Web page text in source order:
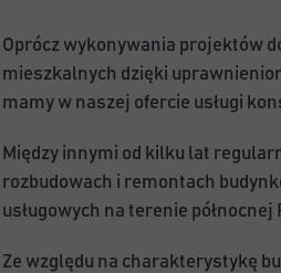
Oprócz wykonywania projektów
mieszkalnych dzięki
mamy w naszej ofercie usługi
Między innymi od kilku lat
rozbudowach i remontach
usługowych na terenie północnej
Ze względu na charakterystykę